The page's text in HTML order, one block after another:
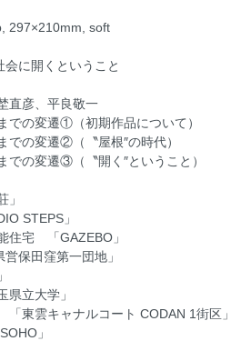
297×210mm, soft
に開くということ
直彦、平良敬一
での変遷①（初期作品について）
での変遷②（〝屋根″の時代）
での変遷③（〝開く″ということ）
STEPS」
住宅 「GAZEBO」
保田窪第一団地」
立大学」
東雲キャナルコート CODAN 1街区」
」